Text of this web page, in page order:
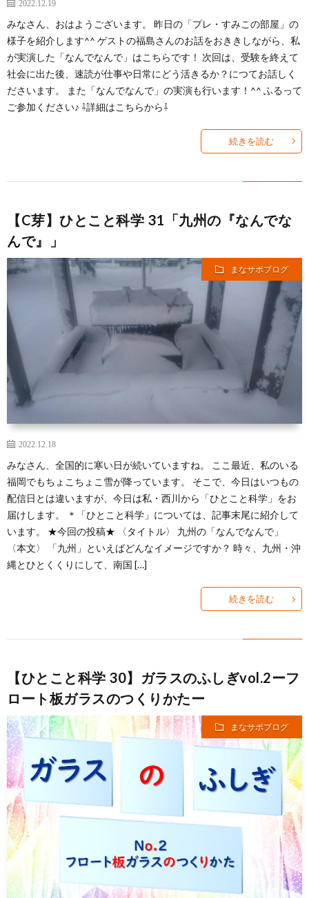
2022.12.19
みなさん、おはようございます。 昨日の「プレ・すみこの部屋」の
様子を紹介します^^ ゲストの福島さんのお話をおききしながら、私
が実演した「なんでなんで」はこちらです！ 次回は、受験を終えて
社会に出た後、速読が仕事や日常にどう活きるか？につてお話しく
ださいます。 また「なんでなんで」の実演も行います！^^ ふるって
ご参加ください♪ ⇩詳細はこちらから⇩
続きを読む
【C芽】ひとこと科学 31「九州の『なんでな
んで』」
まなサポブログ
2022.12.18
みなさん、全国的に寒い日が続いていますね。 ここ最近、私のいる
福岡でもちょこちょこ雪が降っています。 そこで、今日はいつもの
配信日とは違いますが、今日は私・西川から「ひとこと科学」をお
届けします。 ＊「ひとこと科学」については、記事末尾に紹介して
います。 ★今回の投稿★ 〈タイトル〉 九州の「なんでなんで」
〈本文〉 「九州」といえばどんなイメージですか？ 時々、九州・沖
縄とひとくくりにして、南国 […]
続きを読む
【ひとこと科学 30】ガラスのふしぎvol.2ーフ
ロート板ガラスのつくりかたー
まなサポブログ